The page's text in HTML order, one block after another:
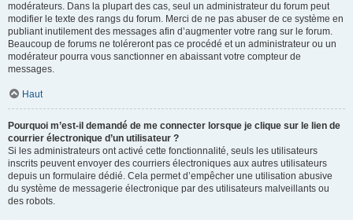
modérateurs. Dans la plupart des cas, seul un administrateur du forum peut
modifier le texte des rangs du forum. Merci de ne pas abuser de ce système en
publiant inutilement des messages afin d’augmenter votre rang sur le forum.
Beaucoup de forums ne toléreront pas ce procédé et un administrateur ou un
modérateur pourra vous sanctionner en abaissant votre compteur de
messages.
Haut
Pourquoi m’est-il demandé de me connecter lorsque je clique sur le lien de
courrier électronique d’un utilisateur ?
Si les administrateurs ont activé cette fonctionnalité, seuls les utilisateurs
inscrits peuvent envoyer des courriers électroniques aux autres utilisateurs
depuis un formulaire dédié. Cela permet d’empêcher une utilisation abusive
du système de messagerie électronique par des utilisateurs malveillants ou
des robots.